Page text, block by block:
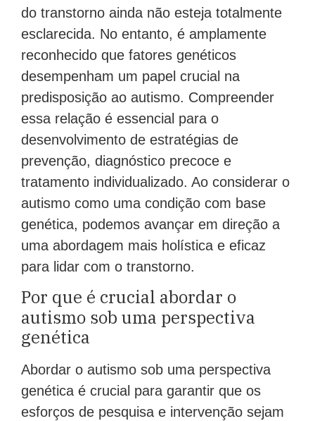
do transtorno ainda não esteja totalmente
esclarecida. No entanto, é amplamente
reconhecido que fatores genéticos
desempenham um papel crucial na
predisposição ao autismo. Compreender
essa relação é essencial para o
desenvolvimento de estratégias de
prevenção, diagnóstico precoce e
tratamento individualizado. Ao considerar o
autismo como uma condição com base
genética, podemos avançar em direção a
uma abordagem mais holística e eficaz
para lidar com o transtorno.
Por que é crucial abordar o
autismo sob uma perspectiva
genética
Abordar o autismo sob uma perspectiva
genética é crucial para garantir que os
esforços de pesquisa e intervenção sejam